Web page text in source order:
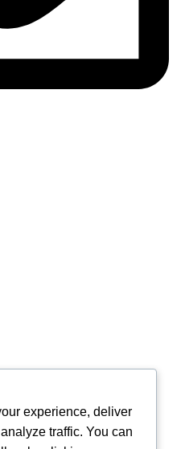
experience, deliver
traffic. You can